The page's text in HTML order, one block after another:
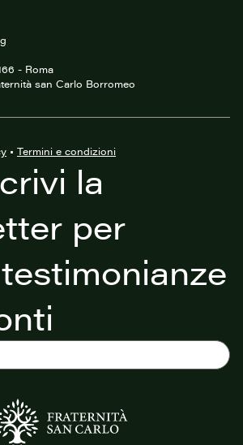
- Roma
san Carlo Borromeo
• Termini e condizioni
la
per